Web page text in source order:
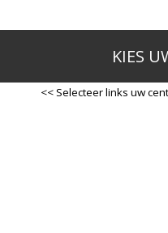
KIES
<< Selecteer links uw